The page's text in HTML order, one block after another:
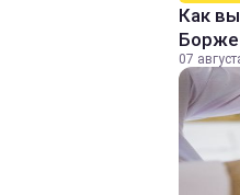
Как
07